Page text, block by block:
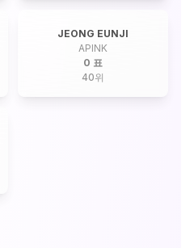
JEONG EUNJI
APINK
0 표
40위